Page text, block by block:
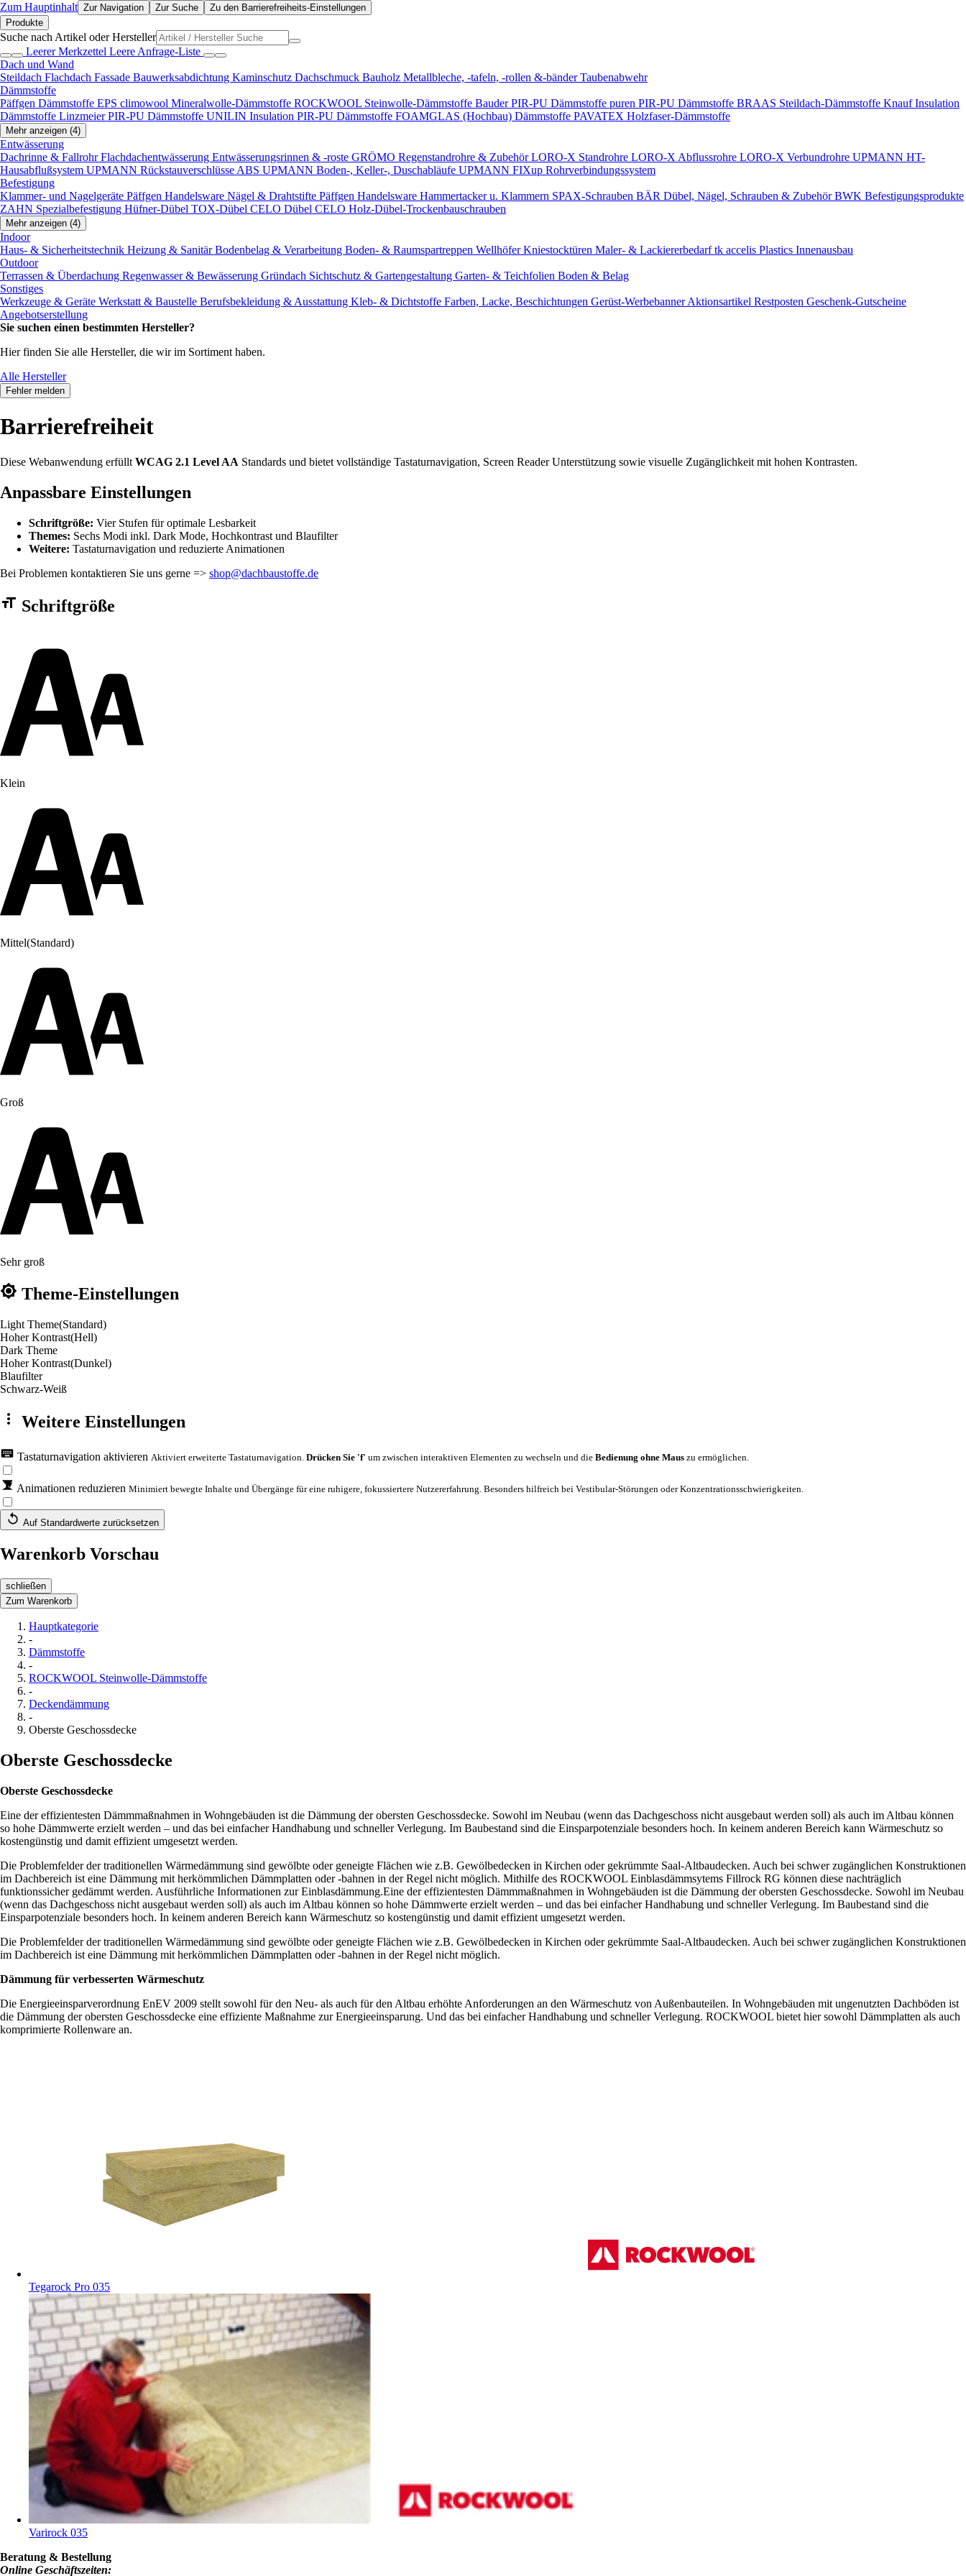
Zum Hauptinhalt Zur Navigation Zur Suche
Zu den Barrierefreiheits-Einstellungen
Produkte
Suche nach Artikel oder Hersteller
Leerer Merkzettel Leere Anfrage-Liste
Dach und Wand
Steildach Flachdach Fassade Bauwerksabdichtung Kaminschutz Dachschmuck Bauholz Metallbleche, -tafeln, -rollen &-bänderTaubenabwehr
Dämmstoffe
Päffgen Dämmstoffe EPS climowool Mineralwolle-Dämmstoffe ROCKWOOL Steinwolle-Dämmstoffe Bauder PIR-PU Dämmstoffe puren PIR-PU Dämmstoffe BRAAS Steildach-Dämmstoffe Knauf Insulation
Dämmstoffe Linzmeier PIR-PU Dämmstoffe UNILIN Insulation PIR-PU Dämmstoffe FOAMGLAS (Hochbau) Dämmstoffe PAVATEX Holzfaser-Dämmstoffe
Mehr anzeigen (4)
Entwässerung
Dachrinne & FallrohrFlachdachentwässerung Entwässerungsrinnen & -roste GRÖMO Regenstandrohre & ZubehörLORO-X Standrohre LORO-X Abflussrohre LORO-X Verbundrohre UPMANN HT-
Hausabflußsystem UPMANN Rückstauverschlüsse ABS UPMANN Boden-, Keller-, Duschabläufe UPMANN FIXup Rohrverbindungssystem
Befestigung
Klammer- und Nagelgeräte Päffgen Handelsware Nägel & Drahtstifte Päffgen Handelsware Hammertacker u. Klammern SPAX-Schrauben BÄR Dübel, Nägel, Schrauben & ZubehörBWK Befestigungsprodukte
ZAHN Spezialbefestigung Hüfner-Dübel TOX-Dübel CELO Dübel CELO Holz-Dübel-Trockenbauschrauben
Mehr anzeigen (4)
Indoor
Haus- & Sicherheitstechnik Heizung & SanitärBodenbelag & Verarbeitung Boden- & Raumspartreppen Wellhöfer Kniestocktüren Maler- & Lackiererbedarftk accelis Plastics Innenausbau
Outdoor
Terrassen & Überdachung Regenwasser & Bewässerung Gründach Sichtschutz & Gartengestaltung Garten- & Teichfolien Boden & Belag
Sonstiges
Werkzeuge & Geräte Werkstatt & Baustelle Berufsbekleidung & Ausstattung Kleb- & Dichtstoffe Farben, Lacke, Beschichtungen Gerüst-WerbebannerAktionsartikel Restposten Geschenk-Gutscheine
Angebotserstellung
Sie suchen einen bestimmten Hersteller?
Hier finden Sie alle Hersteller, die wir im Sortiment haben.
Alle Hersteller
Fehler melden
Barrierefreiheit
Diese Webanwendung erfüllt WCAG 2.1 Level AA Standards und bietet vollständige Tastaturnavigation, Screen Reader Unterstützung sowie visuelle Zugänglichkeit mit hohen Kontrasten.
Anpassbare Einstellungen
Schriftgröße: Vier Stufen für optimale Lesbarkeit
Themes: Sechs Modi inkl. Dark Mode, Hochkontrast und Blaufilter
Weitere: Tastaturnavigation und reduzierte Animationen
Bei Problemen kontaktieren Sie uns gerne => shop@dachbaustoffe.de
Barrierefreiheit Einstellungen Formular
Schriftgröße
Klein
Mittel(Standard)
Groß
Sehr groß
Theme-Einstellungen
Light Theme(Standard)
Hoher Kontrast(Hell)
Dark Theme
Hoher Kontrast(Dunkel)
Blaufilter
Schwarz-Weiß
Weitere Einstellungen
Tastaturnavigation aktivieren Aktiviert erweiterte Tastaturnavigation. Drücken Sie 'f' um zwischen interaktiven Elementen zu wechseln und die Bedienung ohne Maus zu ermöglichen.
Animationen reduzieren Minimiert bewegte Inhalte und Übergänge für eine ruhigere, fokussiertere Nutzererfahrung. Besonders hilfreich bei Vestibular-Störungen oder Konzentrationsschwierigkeiten.
Auf Standardwerte zurücksetzen
Warenkorb Vorschau
schließen
Zum Warenkorb
Hauptkategorie
-
Dämmstoffe
-
ROCKWOOL Steinwolle-Dämmstoffe
-
Deckendämmung
-
Oberste Geschossdecke
Oberste Geschossdecke
Oberste Geschossdecke
Eine der effizientesten Dämmmaßnahmen in Wohngebäuden ist die Dämmung der obersten Geschossdecke. Sowohl im Neubau (wenn das Dachgeschoss nicht ausgebaut werden soll) als auch im Altbau können
so hohe Dämmwerte erzielt werden – und das bei einfacher Handhabung und schneller Verlegung. Im Baubestand sind die Einsparpotenziale besonders hoch. In keinem anderen Bereich kann Wärmeschutz so
kostengünstig und damit effizient umgesetzt werden.
Die Problemfelder der traditionellen Wärmedämmung sind gewölbte oder geneigte Flächen wie z.B. Gewölbedecken in Kirchen oder gekrümmte Saal-Altbaudecken. Auch bei schwer zugänglichen Konstruktionen
im Dachbereich ist eine Dämmung mit herkömmlichen Dämmplatten oder -bahnen in der Regel nicht möglich. Mithilfe des ROCKWOOL Einblasdämmsytems Fillrock RG können diese nachträglich
funktionssicher gedämmt werden. Ausführliche Informationen zur Einblasdämmung.Eine der effizientesten Dämmmaßnahmen in Wohngebäuden ist die Dämmung der obersten Geschossdecke. Sowohl im Neubau
(wenn das Dachgeschoss nicht ausgebaut werden soll) als auch im Altbau können so hohe Dämmwerte erzielt werden – und das bei einfacher Handhabung und schneller Verlegung. Im Baubestand sind die
Einsparpotenziale besonders hoch. In keinem anderen Bereich kann Wärmeschutz so kostengünstig und damit effizient umgesetzt werden.
Die Problemfelder der traditionellen Wärmedämmung sind gewölbte oder geneigte Flächen wie z.B. Gewölbedecken in Kirchen oder gekrümmte Saal-Altbaudecken. Auch bei schwer zugänglichen Konstruktionen
im Dachbereich ist eine Dämmung mit herkömmlichen Dämmplatten oder -bahnen in der Regel nicht möglich.
Dämmung für verbesserten Wärmeschutz
Die Energieeinsparverordnung EnEV 2009 stellt sowohl für den Neu- als auch für den Altbau erhöhte Anforderungen an den Wärmeschutz von Außenbauteilen. In Wohngebäuden mit ungenutzten Dachböden ist
die Dämmung der obersten Geschossdecke eine effiziente Maßnahme zur Energieeinsparung. Und das bei einfacher Handhabung und schneller Verlegung. ROCKWOOL bietet hier sowohl Dämmplatten als auch
komprimierte Rollenware an.
Tegarock Pro 035
Varirock 035
Beratung & Bestellung
Online Geschäftszeiten: